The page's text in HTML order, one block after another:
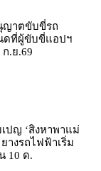
ญาตขับขี่รถ
ดที่ผู้ขับขี่แอปฯ
.ย.69
ปญ ‘สิงหาพาแม่
างรถไฟฟ้าเริ่ม
10 ด.